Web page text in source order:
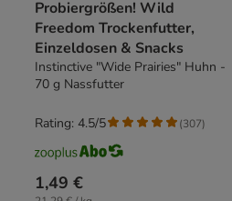
Probiergrößen! Wild
Freedom Trockenfutter,
Einzeldosen & Snacks
Instinctive "Wide Prairies" Huhn -
70 g Nassfutter
1,49 €
Rating: 4.5/5 (307)